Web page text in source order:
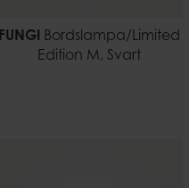
FUNGI
Bordslampa/Limited
Edition M, Svart